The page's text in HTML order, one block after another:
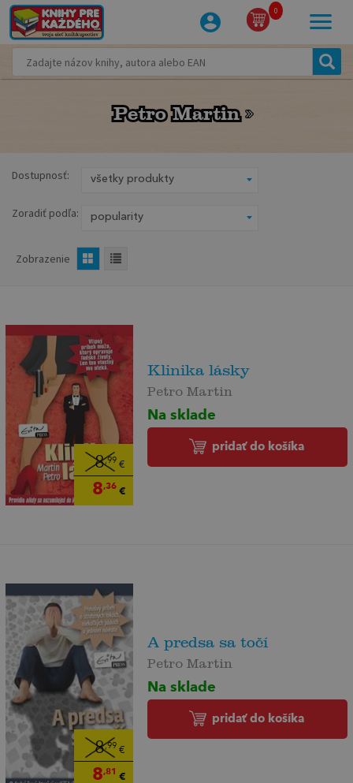
0
Petro Martin
Petro Martin
Dostupnosť:
Zoradiť podľa:
Zobrazenie
8,99 €
8,36€
Klinika lásky
Petro Martin
Na sklade
pridať do košíka
8,99 €
8,81 €
A predsa sa točí
Petro Martin
Na sklade
pridať do košíka